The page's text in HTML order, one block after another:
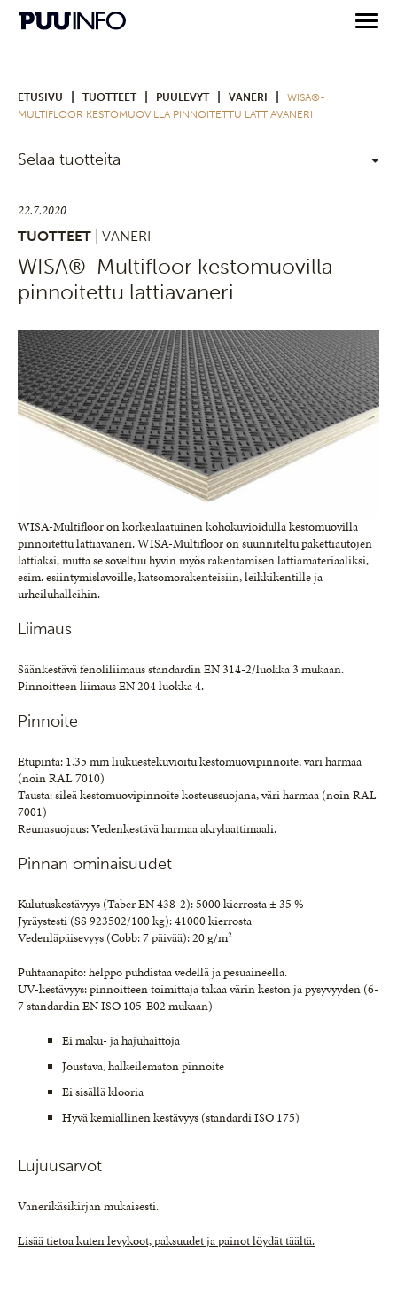
ETUSIVU TUOTTEET PUULEVYT VANERI
WISA®-
MULTIFLOOR KESTOMUOVILLA PINNOITETTU LATTIAVANERI
Selaa tuotteita
22.7.2020
TUOTTEET
| VANERI
WISA®-Multifloor kestomuovilla
pinnoitettu lattiavaneri
WISA-Multifloor on korkealaatuinen kohokuvioidulla kestomuovilla
pinnoitettu lattiavaneri. WISA-Multifloor on suunniteltu pakettiautojen
lattiaksi, mutta se soveltuu hyvin myös rakentamisen lattiamateriaaliksi,
esim. esiintymislavoille, katsomorakenteisiin, leikkikentille ja
urheiluhalleihin.
Liimaus
Säänkestävä fenoliliimaus standardin EN 314-2/luokka 3 mukaan.
Pinnoitteen liimaus EN 204 luokka 4.
Pinnoite
Etupinta: 1,35 mm liukuestekuvioitu kestomuovipinnoite, väri harmaa
(noin RAL 7010)
Tausta: sileä kestomuovipinnoite kosteussuojana, väri harmaa (noin RAL
7001)
Reunasuojaus: Vedenkestävä harmaa akrylaattimaali.
Pinnan ominaisuudet
Kulutuskestävyys (Taber EN 438-2): 5000 kierrosta ± 35 %
Jyräystesti (SS 923502/100 kg): 41000 kierrosta
Vedenläpäisevyys (Cobb: 7 päivää): 20 g/m²
Puhtaanapito: helppo puhdistaa vedellä ja pesuaineella.
UV-kestävyys: pinnoitteen toimittaja takaa värin keston ja pysyvyyden (6-
7 standardin EN ISO 105-B02 mukaan)
Ei maku- ja hajuhaittoja
Joustava, halkeilematon pinnoite
Ei sisällä klooria
Hyvä kemiallinen kestävyys (standardi ISO 175)
Lujuusarvot
Vanerikäsikirjan mukaisesti.
Lisää tietoa kuten levykoot, paksuudet ja painot löydät täältä.